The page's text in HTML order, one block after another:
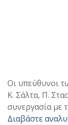
Οι υπεύθυνοι
Κ. Σάλτα, Π.
συνεργασία με
Διαβάστε